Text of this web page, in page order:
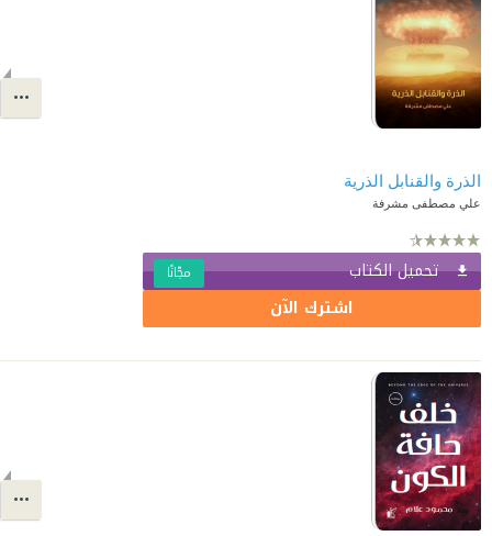
الذرة والقنابل الذرية
علي مصطفى مشرفة
تحميل الكتاب مجّانًا
اشترك الآن